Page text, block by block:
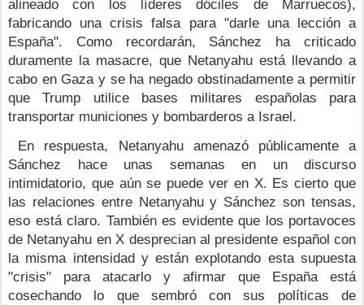
alineado con los líderes dóciles de Marruecos),
fabricando una crisis falsa para "darle una lección a
España". Como recordarán, Sánchez ha criticado
duramente la masacre, que Netanyahu está llevando a
cabo en Gaza y se ha negado obstinadamente a permitir
que Trump utilice bases militares españolas para
transportar municiones y bombarderos a Israel.
En respuesta, Netanyahu amenazó públicamente a
Sánchez hace unas semanas en un discurso
intimidatorio, que aún se puede ver en X. Es cierto que
las relaciones entre Netanyahu y Sánchez son tensas,
eso está claro. También es evidente que los portavoces
de Netanyahu en X desprecian al presidente español con
la misma intensidad y están explotando esta supuesta
"crisis" para atacarlo y afirmar que España está
cosechando lo que sembró con sus políticas de